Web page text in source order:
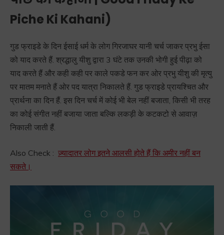
Piche Ki Kahani)
गुड फ्राइडे के दिन ईसाई धर्म के लोग गिरजाघर यानी चर्च जाकर प्रभु ईसा
को याद करते हैं. श्रद्धालु यीशु द्वारा 3 घंटे तक उनकी भोगी हुई पीढ़ा को
याद करते हैं और कही कही पर काले पकडे फन कर ओर प्रभु यीशु की मृत्यु
पर मातम मनाते हैं ओर पद यात्रा निकालते हैं. गुड फ्राइडे प्रायश्चित और
प्रार्थना का दिन हैं. इस दिन चर्च में कोई भी बेल नहीं बजाता, किसी भी तरह
का कोई संगीत नहीं बजाया जाता बल्कि लकड़ी के कटकटो से आवाज़
निकाली जाती हैं.
Also Check : ज़्यादातर लोग इतने आलसी होते हैं कि अमीर नहीं बन
सकते।